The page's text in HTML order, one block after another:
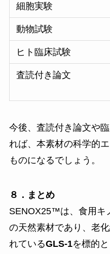
細胞実験
動物試験
ヒト臨床試験
査読付き論文
今後、査読付き論文や
れば、本素材の科学的
ものになるでしょう。
８．まとめ
SENOX25™は、食用キ
の天然素材であり、老
れているGLS-1を標的